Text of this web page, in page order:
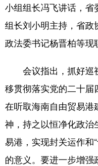
小组组长冯飞讲话，
组长刘小明主持，省政
政法委书记杨晋柏等现
会议指出，抓好巡
移贯彻落实党的二十
在听取海南自由贸易
神，持之以恒净化政
易港，实现封关运作和
的意义。要进一步增